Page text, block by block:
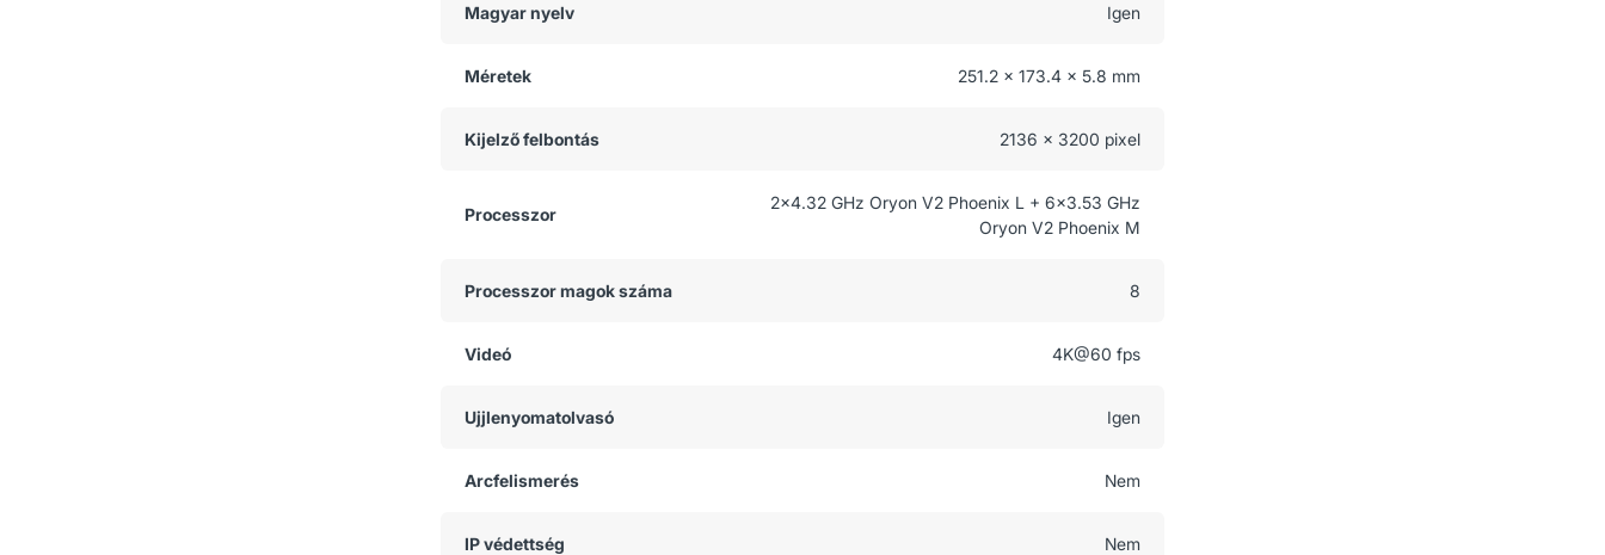
Magyar nyelv Igen
Méretek 251.2 x 173.4 x 5.8 mm
Kijelző felbontás 2136 x 3200 pixel
Processzor
2x4.32 GHz Oryon V2 Phoenix L + 6x3.53 GHz
Oryon V2 Phoenix M
Processzor magok száma 8
Videó 4K@60 fps
Ujjlenyomatolvasó Igen
Arcfelismerés Nem
IP védettség Nem